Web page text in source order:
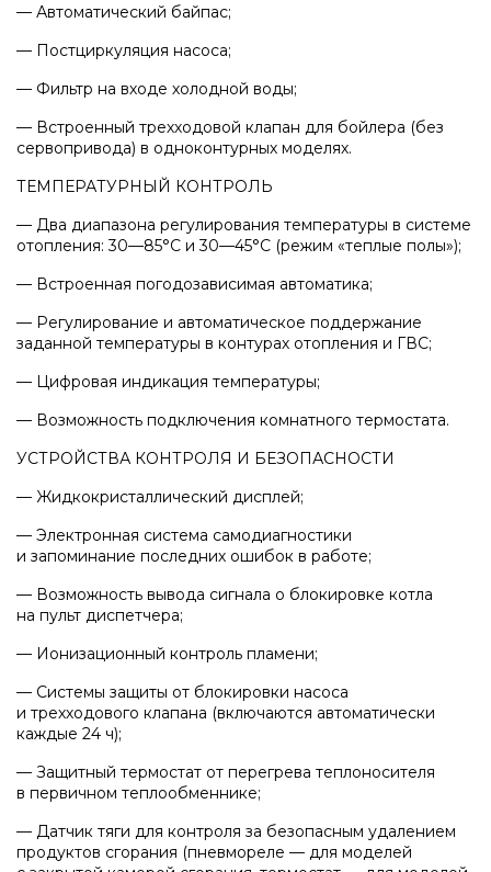
Настенные электрические котлы Vaillant
Ёмкостные водонагреватели Vaillant
Пакетные решения Vaillant
Вентиляционные установки Vaillant
Насосные группы Vaillant
Viessmann
Напольные газовые котлы
Настенные конденсационные котлы
Напольные конденсационные котлы
Водонагреватели
Ferroli
— Автоматический байпас;
— Постциркуляция насоса;
— Фильтр на входе холодной воды;
— Встроенный трехходовой клапан для бойлера (без
сервопривода) в одноконтурных моделях.
ТЕМПЕРАТУРНЫЙ КОНТРОЛЬ
— Два диапазона регулирования температуры в системе
отопления: 30—85°С и 30—45°С (режим «теплые полы»);
— Встроенная погодозависимая автоматика;
— Регулирование и автоматическое поддержание
заданной температуры в контурах отопления и ГВС;
— Цифровая индикация температуры;
— Возможность подключения комнатного термостата.
УСТРОЙСТВА КОНТРОЛЯ И БЕЗОПАСНОСТИ
— Жидкокристаллический дисплей;
— Электронная система самодиагностики
и запоминание последних ошибок в работе;
— Возможность вывода сигнала о блокировке котла
на пульт диспетчера;
— Ионизационный контроль пламени;
— Системы защиты от блокировки насоса
и трехходового клапана (включаются автоматически
каждые 24 ч);
— Защитный термостат от перегрева теплоносителя
в первичном теплообменнике;
— Датчик тяги для контроля за безопасным удалением
продуктов сгорания (пневмореле — для моделей